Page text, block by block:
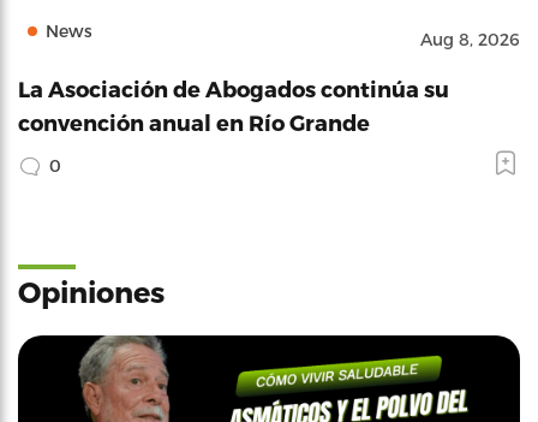
News Aug 8, 2026
La Asociación de Abogados continúa su
convención anual en Río Grande
0
Opiniones